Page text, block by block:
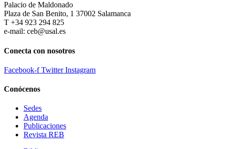
Palacio de Maldonado
Plaza de San Benito, 1 37002 Salamanca
T +34 923 294 825
e-mail: ceb@usal.es
Conecta con nosotros
Facebook-f Twitter Instagram
Conócenos
Sedes
Agenda
Publicaciones
Revista REB